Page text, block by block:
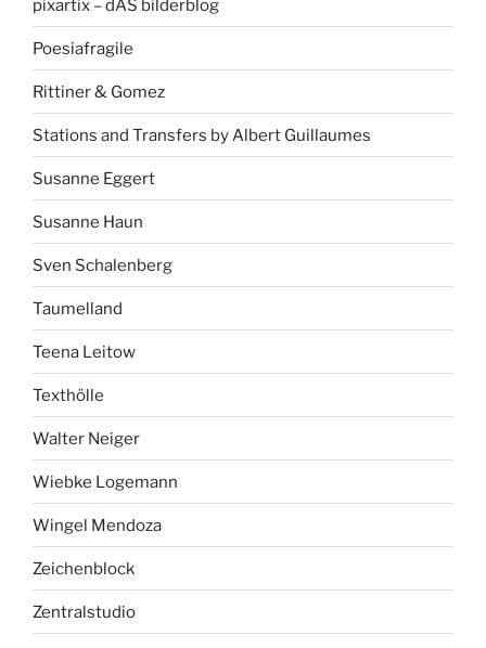
pixartix – dAS bilderblog
Poesiafragile
Rittiner & Gomez
Stations and Transfers by Albert Guillaumes
Susanne Eggert
Susanne Haun
Sven Schalenberg
Taumelland
Teena Leitow
Texthölle
Walter Neiger
Wiebke Logemann
Wingel Mendoza
Zeichenblock
Zentralstudio